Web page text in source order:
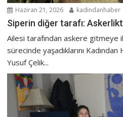
Haziran 21, 2026 kadindanhaber
Siperin diğer tarafı:
Ailesi tarafından askere gitmeye
sürecinde yaşadıklarını
Yusuf Çelik...